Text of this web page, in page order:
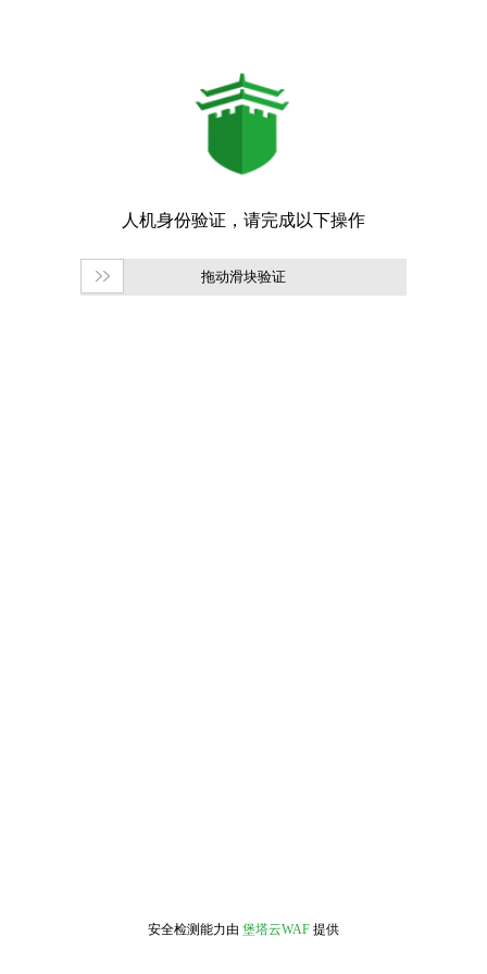
拖动滑块验证
安全检测能力由 堡塔云WAF 提供